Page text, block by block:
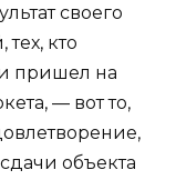
своего
кто
пришел на
— вот то,
объекта